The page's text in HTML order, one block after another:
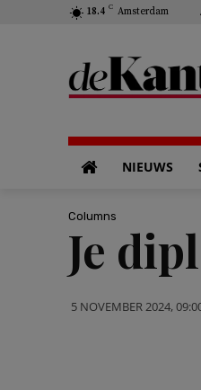
18.4 C Amsterdam
NIEUWS
Columns
Je
5 NOVEMBER 2024,